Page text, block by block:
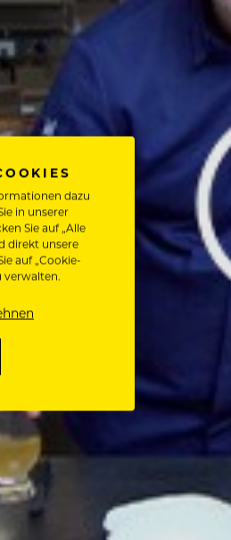
dazu
in unserer
Sie auf „Alle
direkt unsere
auf „Cookie-
verwalten.